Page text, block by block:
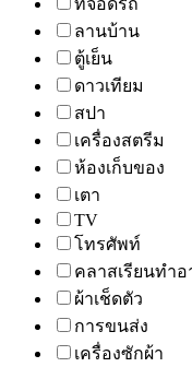
ที่จอดรถ
ลานบ้าน
ตู้เย็น
ดาวเทียม
สปา
เครื่องสตรีม
ห้องเก็บของ
เตา
TV
โทรศัพท์
คลาสเรียนทำอ
ผ้าเช็ดตัว
การขนส่ง
เครื่องซักผ้า